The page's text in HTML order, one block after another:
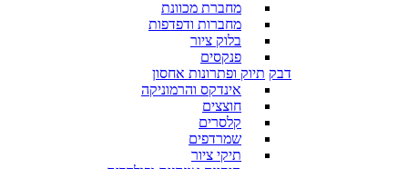
מחברת מכוונת
מחברות ודפדפות
בלוק ציור
פנקסים
דבק תיוק ופתרונות אחסון
אינדקס והרמוניקה
חוצצים
קלסרים
שמרדפים
תיקי ציור